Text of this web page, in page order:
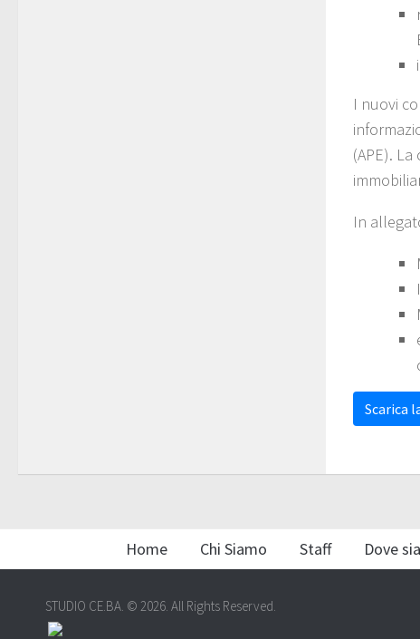
I nuovi
(APE).
In
Scarica
Home Chi Siamo Staff Dove
STUDIO CE.BA. © 2026. All Rights Reserved.